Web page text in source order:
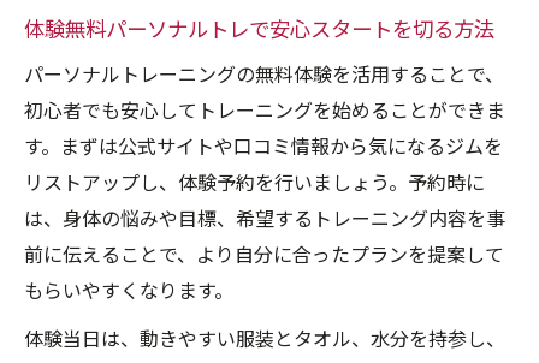
体験無料で指導内容と雰囲気を確認する方
法
口コミや評判でトレーナー選びをサポート
体験無料パーソナルトレで安心スタートを切る方法
パーソナルトレーニングの無料体験を活用することで、
初心者でも安心してトレーニングを始めることができま
す。まずは公式サイトや口コミ情報から気になるジムを
リストアップし、体験予約を行いましょう。予約時に
は、身体の悩みや目標、希望するトレーニング内容を事
前に伝えることで、より自分に合ったプランを提案して
もらいやすくなります。
体験当日は、動きやすい服装とタオル、水分を持参し、